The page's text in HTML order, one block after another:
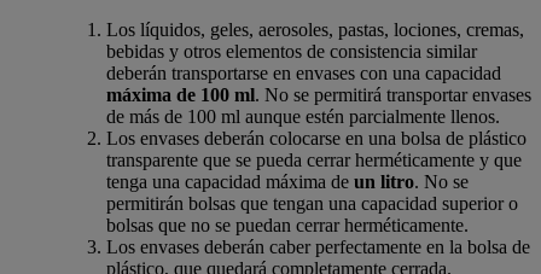
Los líquidos, geles, aerosoles, pastas, lociones, cremas,
bebidas y otros elementos de consistencia similar
deberán transportarse en envases con una capacidad
máxima de 100 ml. No se permitirá transportar envases
de más de 100 ml aunque estén parcialmente llenos.
Los envases deberán colocarse en una bolsa de plástico
transparente que se pueda cerrar herméticamente y que
tenga una capacidad máxima de un litro. No se
permitirán bolsas que tengan una capacidad superior o
bolsas que no se puedan cerrar herméticamente.
Los envases deberán caber perfectamente en la bolsa de
plástico, que quedará completamente cerrada.